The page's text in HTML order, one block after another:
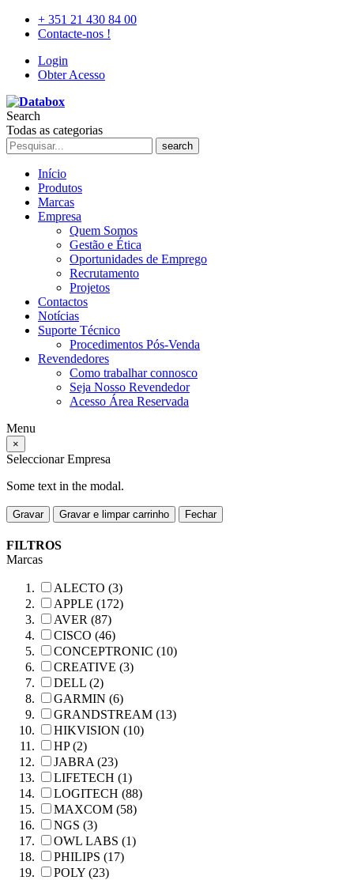
+ 351 21 430 84 00
Contacte-nos !
Login
Obter Acesso
Search
Todas as categorias
search
Início
Produtos
Marcas
Empresa
Quem Somos
Gestão e Ética
Oportunidades de Emprego
Recrutamento
Projetos
Contactos
Notícias
Suporte Técnico
Procedimentos Pós-Venda
Revendedores
Como trabalhar connosco
Seja Nosso Revendedor
Acesso Área Reservada
Menu
×
Seleccionar Empresa
Some text in the modal.
Gravar Gravar e limpar carrinho Fechar
FILTROS
Marcas
ALECTO (3)
APPLE (172)
AVER (87)
CISCO (46)
CONCEPTRONIC (10)
CREATIVE (3)
DELL (2)
GARMIN (6)
GRANDSTREAM (13)
HIKVISION (10)
HP (2)
JABRA (23)
LIFETECH (1)
LOGITECH (88)
MAXCOM (58)
NGS (3)
OWL LABS (1)
PHILIPS (17)
POLY (23)